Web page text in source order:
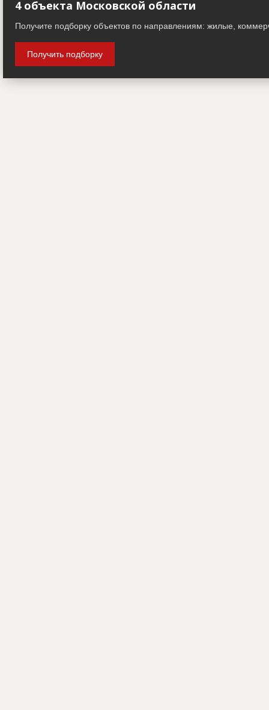
4 объекта Московской области
Получите подборку объектов по направлениям: жилые,
Получить подборку